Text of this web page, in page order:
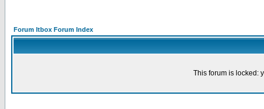
Forum Itbox Forum Index
This forum is locked: